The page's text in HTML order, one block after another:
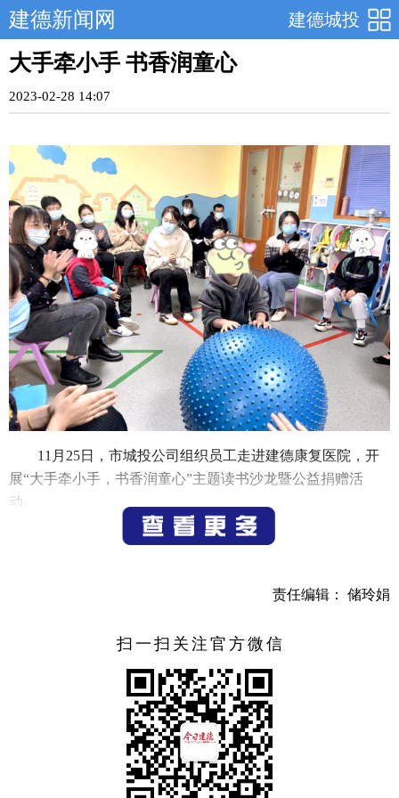
建德城投
建德新闻网
大手牵小手 书香润童心
2023-02-28 14:07
11月25日，市城投公司组织员工走进建德康复医院，开
展“大手牵小手，书香润童心”主题读书沙龙暨公益捐赠活
动。
的小朋友一同进行红色故事分享，和他们一同做游戏。还将
特殊儿童，给予他们更多的希望与温暖。
（记者 黄倩 通讯员 黄慧艺）
责任编辑： 储玲娟
扫一扫关注官方微信